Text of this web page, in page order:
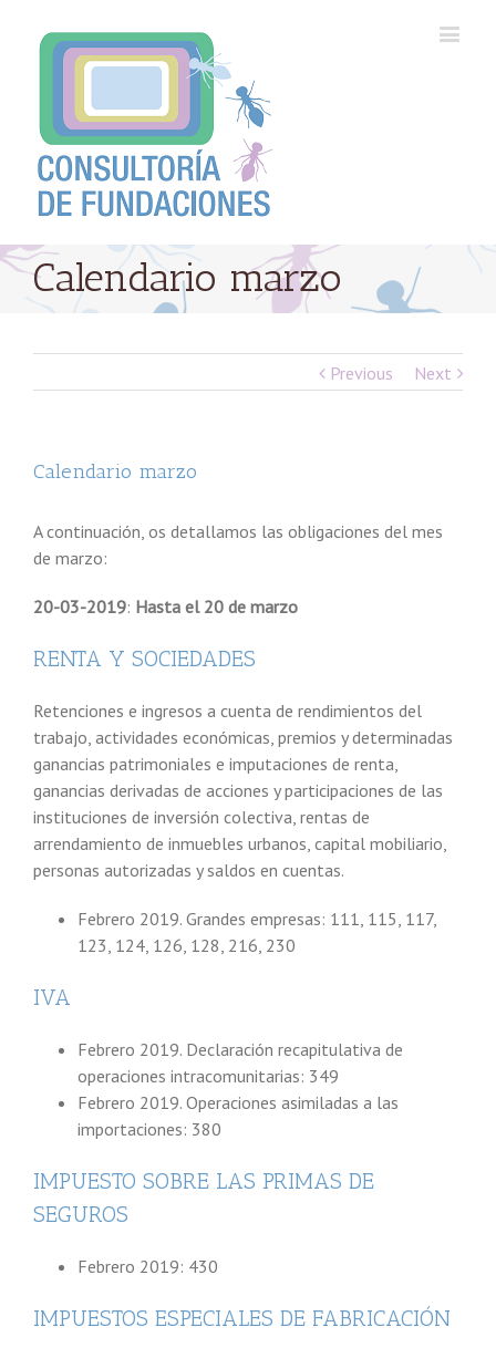
Calendario marzo
Previous Next
Calendario marzo
A continuación, os detallamos las obligaciones del mes
de marzo:
20-03-2019: Hasta el 20 de marzo
RENTA Y SOCIEDADES
Retenciones e ingresos a cuenta de rendimientos del
trabajo, actividades económicas, premios y determinadas
ganancias patrimoniales e imputaciones de renta,
ganancias derivadas de acciones y participaciones de las
instituciones de inversión colectiva, rentas de
arrendamiento de inmuebles urbanos, capital mobiliario,
personas autorizadas y saldos en cuentas.
Febrero 2019. Grandes empresas: 111, 115, 117,
123, 124, 126, 128, 216, 230
IVA
Febrero 2019. Declaración recapitulativa de
operaciones intracomunitarias: 349
Febrero 2019. Operaciones asimiladas a las
importaciones: 380
IMPUESTO SOBRE LAS PRIMAS DE
SEGUROS
Febrero 2019: 430
IMPUESTOS ESPECIALES DE FABRICACIÓN